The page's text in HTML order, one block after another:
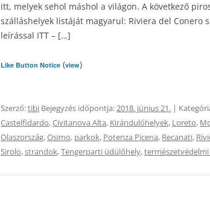
itt, melyek sehol máshol a világon. A következő
szálláshelyek listáját magyarul: Riviera del Conero
leírással ITT – […]
Like Button Notice (view)
Szerző:tibi Bejegyzés időpontja:2018. június 21. |
Castelfidardo,Civitanova Alta, Kirándulóhelyek, Loreto,
Olaszország,Osimo, parkok, Potenza Picena, Recanati,
Sirolo,strandok,Tengerparti üdülőhely,